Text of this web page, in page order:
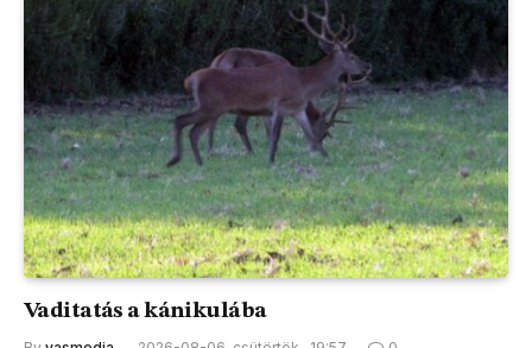
Vaditatás a kánikulába